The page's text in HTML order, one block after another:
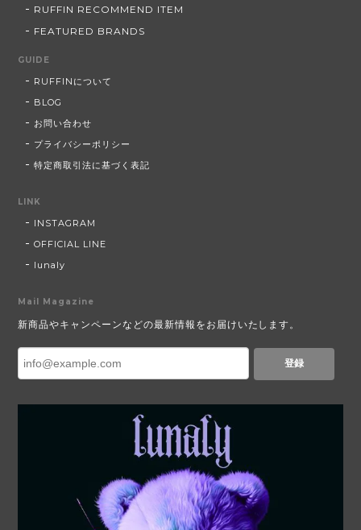
RUFFIN RECOMMEND ITEM
FEATURED BRANDS
GUIDE
RUFFINについて
BLOG
お問い合わせ
プライバシーポリシー
特定商取引法に基づく表記
LINK
INSTAGRAM
OFFICIAL LINE
lunaly
Mail Magazine
新商品やキャンペーンなどの最新情報をお届けいたします。
登録